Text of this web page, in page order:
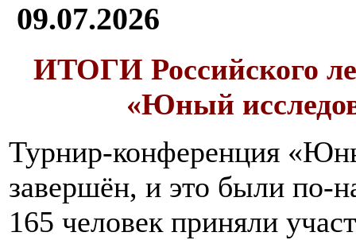
09.07.2026
ИТОГИ Российского
«Юный
Турнир-конференция
завершён, и это были по-
165 человек приняли